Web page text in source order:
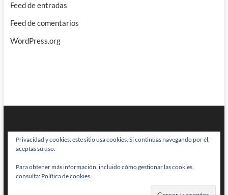
Feed de entradas
Feed de comentarios
WordPress.org
BRAINSTOMPING| Diseñado por:Theme Freesia|WordPress| © Todos
los derechos reservados
Privacidad y cookies: este sitio usa cookies. Si continúas navegando por él,
aceptas su uso.
Para obtener más información, incluido cómo gestionar las cookies,
consulta: Política de cookies